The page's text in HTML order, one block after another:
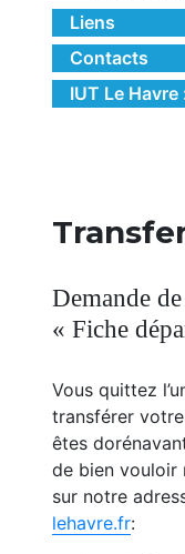
Liens
Contacts
IUT Le
Demande
« Fiche
Vous quittez
transférer
êtes
de bien vouloir
sur notre
lehavre.fr: